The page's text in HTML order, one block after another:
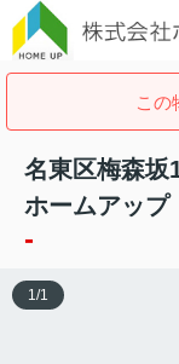
この
名東区梅森坂
ホームアップ
-
1/1